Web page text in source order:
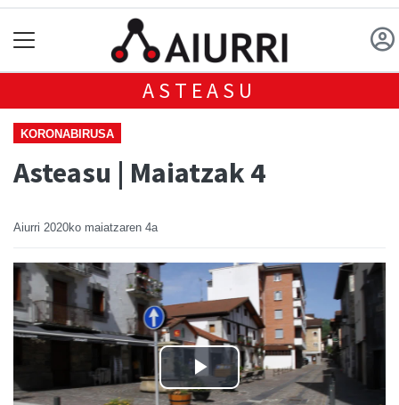
ASTEASU
KORONABIRUSA
Asteasu | Maiatzak 4
Aiurri 2020ko maiatzaren 4a